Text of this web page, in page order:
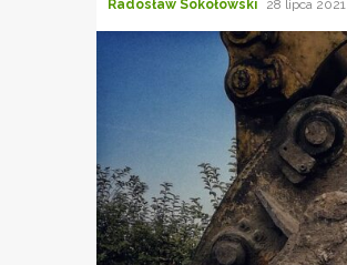
Radosław Sokołowski 28 lipca 2021